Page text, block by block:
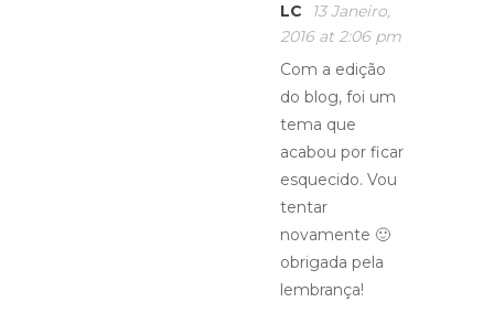
LC
13 Janeiro,
2016 at 2:06 pm
Com a edição
do blog, foi um
tema que
acabou por ficar
esquecido. Vou
tentar
novamente 🙂
obrigada pela
lembrança!